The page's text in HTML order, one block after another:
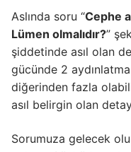
Aslında soru “Cephe
Lümen olmalıdır?”
şiddetinde asıl olan
gücünde 2
diğerinden fazla
asıl belirgin olan
Sorumuza gelecek